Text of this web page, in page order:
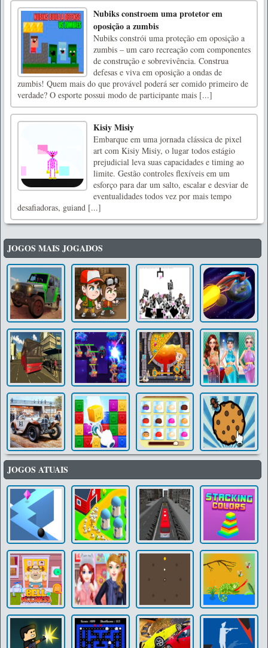
Nubiks constroem uma protetor em
oposição a zumbis
Nubiks constrói uma proteção em oposição a
zumbis – um caro recreação com componentes
de construção e sobrevivência. Construa
defesas e viva em oposição a ondas de
zumbis! Quem mais do que provável poderá ser comido primeiro de
verdade? O esporte possui modo de participante mais [...]
Kisiy Misiy
Embarque em uma jornada clássica de pixel
art com Kisiy Misiy, o lugar todos estágio
prejudicial leva suas capacidades e timing ao
limite. Gestão controles flexíveis em um
esforço para dar um salto, escalar e desviar de
eventualidades todos vez por mais tempo
desafiadoras, guiand [...]
JOGOS MAIS JOGADOS
JOGOS ATUAIS